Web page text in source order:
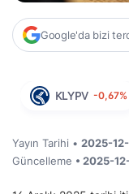
Google'da bizi
KLYPV -0,67%
Yayın Tarihi • 2025-
Güncelleme • 2025-